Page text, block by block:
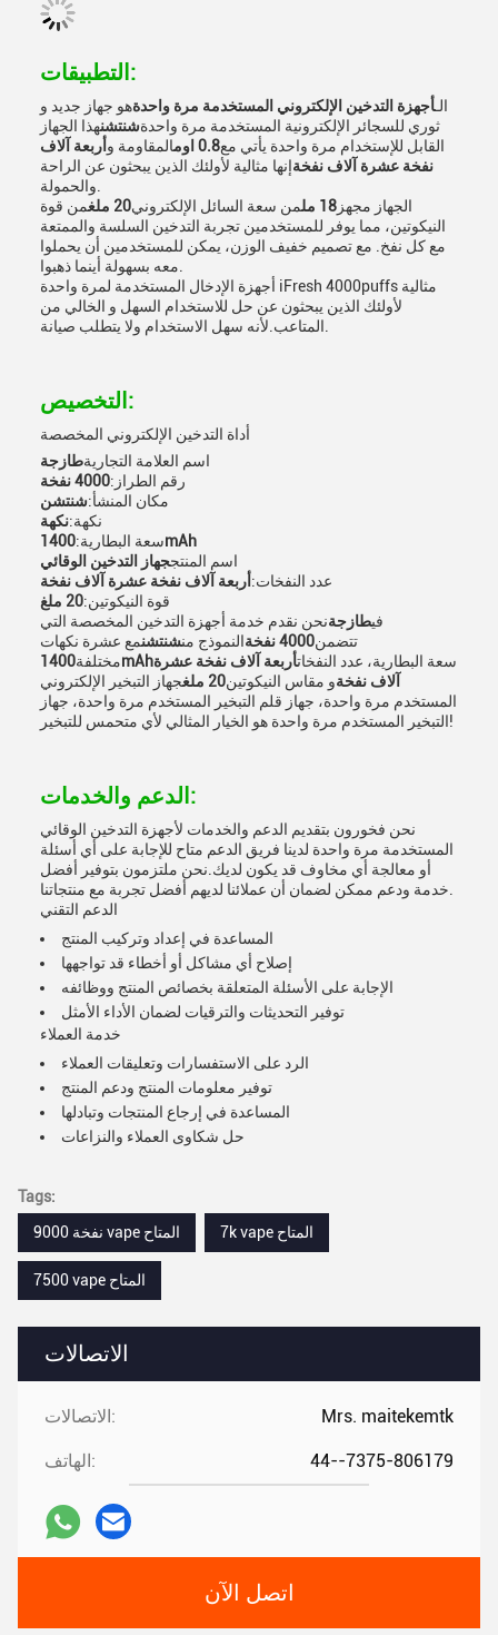
الاتصالات
الاتصالات: Mrs. maitekemtk
الهاتف: 44--7375-806179
اتصل الآن
التطبيقات:
الـأجهزة التدخين الإلكتروني المستخدمة مرة واحدةهو جهاز جديد و
ثوري للسجائر الإلكترونية المستخدمة مرة واحدةشنتشنهذا الجهاز
القابل للإستخدام مرة واحدة يأتي مع0.8 اوم المقاومة و أربعة آلاف
نفخة عشرة آلاف نفخةإنها مثالية لأولئك الذين يبحثون عن الراحة
الجهاز مجهز 18 مل من سعة السائل الإلكتروني20 ملغ
من قوة
النيكوتين، مما يوفر للمستخدمين تجربة التدخين السلسة والممتعة
مع كل نفخ. مع تصميم خفيف الوزن، يمكن للمستخدمين أن يحملوا
أجهزة الإدخال المستخدمة لمرة واحدة iFresh 4000puffs مثالية
لأولئك الذين يبحثون عن حل للاستخدام السهل و الخالي من
التخصيص:
أداة التدخين الإلكتروني المخصصة
اسم العلامة التجاريةطازجة
رقم الطراز:4000 نفخة
مكان المنشأ:شنتشن
نكهة:نكهة
سعة البطارية:1400mAh
اسم المنتججهاز التدخين الوقائي
عدد النفخات: أربعة آلاف نفخة عشرة آلاف نفخة
قوة النيكوتين:20 ملغ
فيطازجةنحن نقدم خدمة أجهزة التدخين المخصصة التي
تتضمن4000 نفخة النموذج منشنتشنمع عشرة نكهات
مختلفة1400mAh سعة البطارية، عدد النفخاتأربعة آلاف نفخة عشرة
آلاف نفخةو مقاس النيكوتين20 ملغ
جهاز التبخير الإلكتروني
المستخدم مرة واحدة، جهاز قلم التبخير المستخدم مرة واحدة، جهاز
التبخير المستخدم مرة واحدة هو الخيار المثالي لأي متحمس للتبخير!
الدعم والخدمات:
نحن فخورون بتقديم الدعم والخدمات لأجهزة التدخين الوقائي
المستخدمة مرة واحدة لدينا فريق الدعم متاح للإجابة على أي أسئلة
أو معالجة أي مخاوف قد يكون لديك.نحن ملتزمون بتوفير أفضل
الدعم التقني
المساعدة في إعداد وتركيب المنتج
إصلاح أي مشاكل أو أخطاء قد تواجهها
الإجابة على الأسئلة المتعلقة بخصائص المنتج ووظائفه
توفير التحديثات والترقيات لضمان الأداء الأمثل
خدمة العملاء
الرد على الاستفسارات وتعليقات العملاء
توفير معلومات المنتج ودعم المنتج
المساعدة في إرجاع المنتجات وتبادلها
حل شكاوى العملاء والنزاعات
Tags:
9000 نفخة vape المتاح
7k vape المتاح
7500 vape المتاح